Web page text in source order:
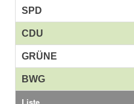
SPD
CDU
GRÜNE
BWG